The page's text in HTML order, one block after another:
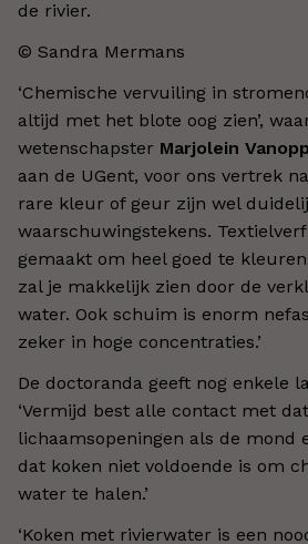
de rivier.
© Sandra Mermans
‘Chemische vervuiling in
altijd met het blote oog zien’,
wetenschapster Marjolein
aan de UGent, voor ons vertrek
rare kleur of geur zijn wel
waarschuwingstekens.
gemaakt om heel goed te
zal je makkelijk zien door de
water. Ook schuim is enorm
zeker in hoge concentraties.’
De doctoranda geeft nog enkele
‘Vermijd best alle contact met
lichaamsopeningen als de mond
dat koken niet voldoende is om
water te halen.’
‘Koken met rivierwater is een